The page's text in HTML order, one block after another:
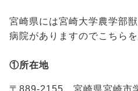
宮崎県には宮崎大学農学部
病院がありますのでこちらを
①所在地